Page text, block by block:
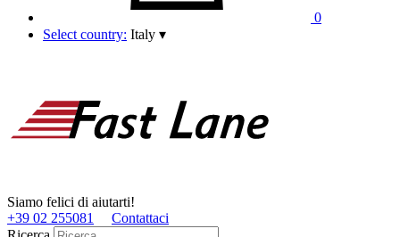
0
Select country: Italy ▾
Siamo felici di aiutarti!
+39 02 255081
Contattaci